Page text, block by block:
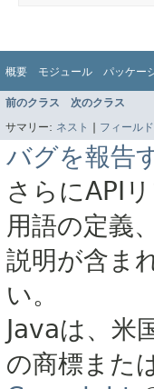
概要 モジュール パッケー
前のクラス 次のクラス
サマリー: ネスト | フィールド
バグを報告
さらにAPI
用語の定義
説明が含ま
い。
Javaは、米
の商標また